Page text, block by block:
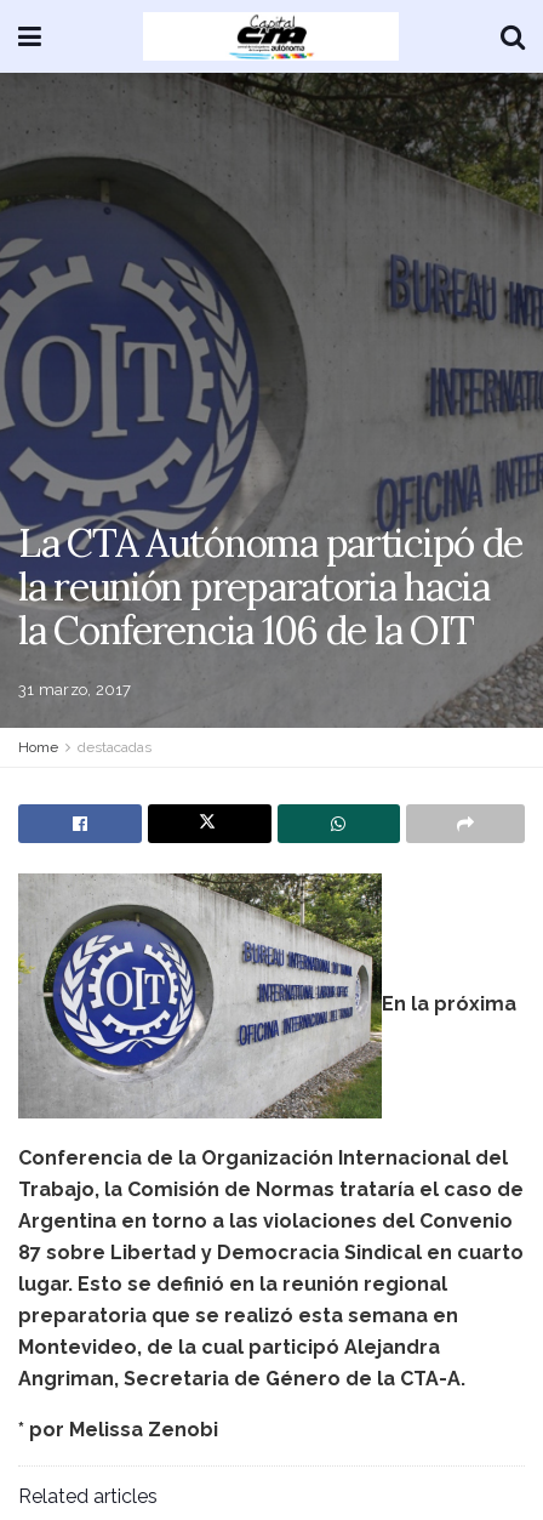
La CTA Autónoma participó de
la reunión preparatoria hacia
la Conferencia 106 de la OIT
31 marzo, 2017
Home destacadas
En la próxima
Conferencia de la Organización Internacional del
Trabajo, la Comisión de Normas trataría el caso de
Argentina en torno a las violaciones del Convenio
87 sobre Libertad y Democracia Sindical en cuarto
lugar. Esto se definió en la reunión regional
preparatoria que se realizó esta semana en
Montevideo, de la cual participó Alejandra
Angriman, Secretaria de Género de la CTA-A.
* por Melissa Zenobi
Related articles